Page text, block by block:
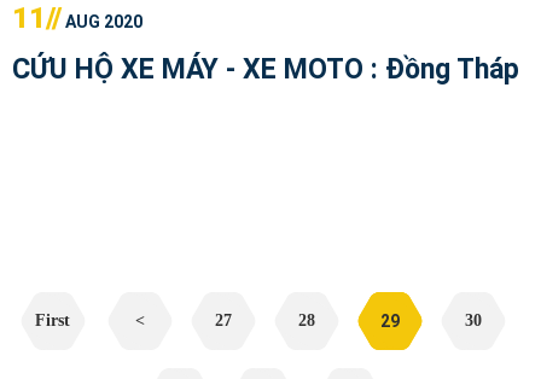
11//AUG 2020
CỨU HỘ XE MÁY - XE MOTO : Đồng Tháp
First < 27 28 29 30